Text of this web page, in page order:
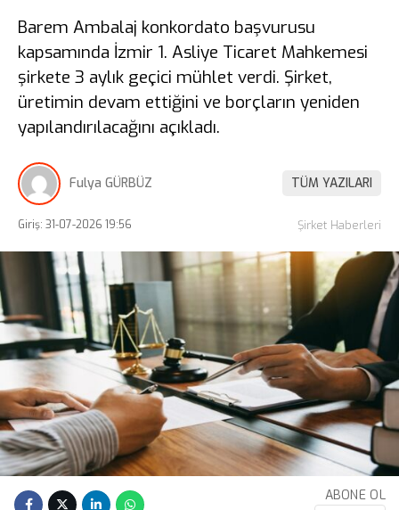
Barem Ambalaj konkordato başvurusu
kapsamında İzmir 1. Asliye Ticaret Mahkemesi
şirkete 3 aylık geçici mühlet verdi. Şirket,
üretimin devam ettiğini ve borçların yeniden
yapılandırılacağını açıkladı.
Fulya GÜRBÜZ TÜM YAZILARI
Giriş: 31-07-2026 19:56 Şirket Haberleri
ABONE OL